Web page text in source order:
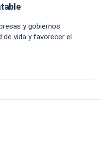
y gobiernos
de vida y favorecer el